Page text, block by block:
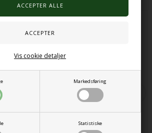
Markedsføring
Statistiske
Vis cookie detaljer
Sensoriske perler, farverige